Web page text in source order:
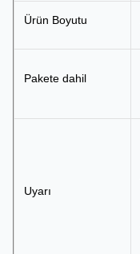
Ürün Boyutu
Pakete dahil
Uyarı